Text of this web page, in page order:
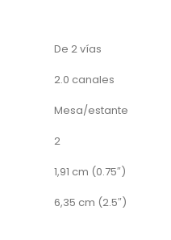
De 2 vías
2.0 canales
Mesa/estante
2
1,91 cm (0.75″)
6,35 cm (2.5″)